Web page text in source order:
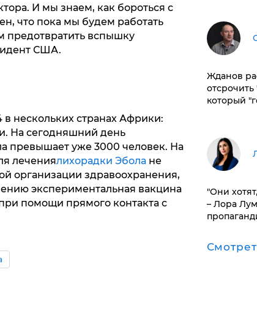
И мы знаем, как бороться с
что пока мы будем работать
предотвратить вспышку
США.
нескольких странах Африки:
На сегодняшний день
превышает уже 3000 человек. На
лечениялихорадки Эболане
организации здравоохранения,
экспериментальная вакцина
помощи прямого контакта с
Жданов
который
"Они
– Лора